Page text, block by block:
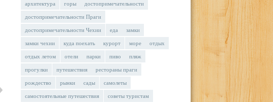
архитектура горы достопримечательности
достопримечательности Праги
достопримечательности Чехии еда замки
замки чехии куда поехать курорт море отдых
отдых летом отели парки пиво пляж
прогулки путешествия рестораны праги
рождество рынки сады самолеты
самостоятельные путешествия советы туристам